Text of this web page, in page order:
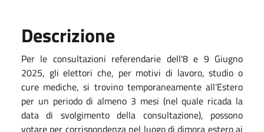
Descrizione
Per le consultazioni referendarie dell'8 e 9 Giugno
2025, gli elettori che, per motivi di lavoro, studio o
cure mediche, si trovino temporaneamente all’Estero
per un periodo di almeno 3 mesi (nel quale ricada la
data di svolgimento della consultazione), possono
votare per corrispondenza nel luogo di dimora estero ai